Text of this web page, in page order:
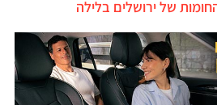
של ירושלים בלילה